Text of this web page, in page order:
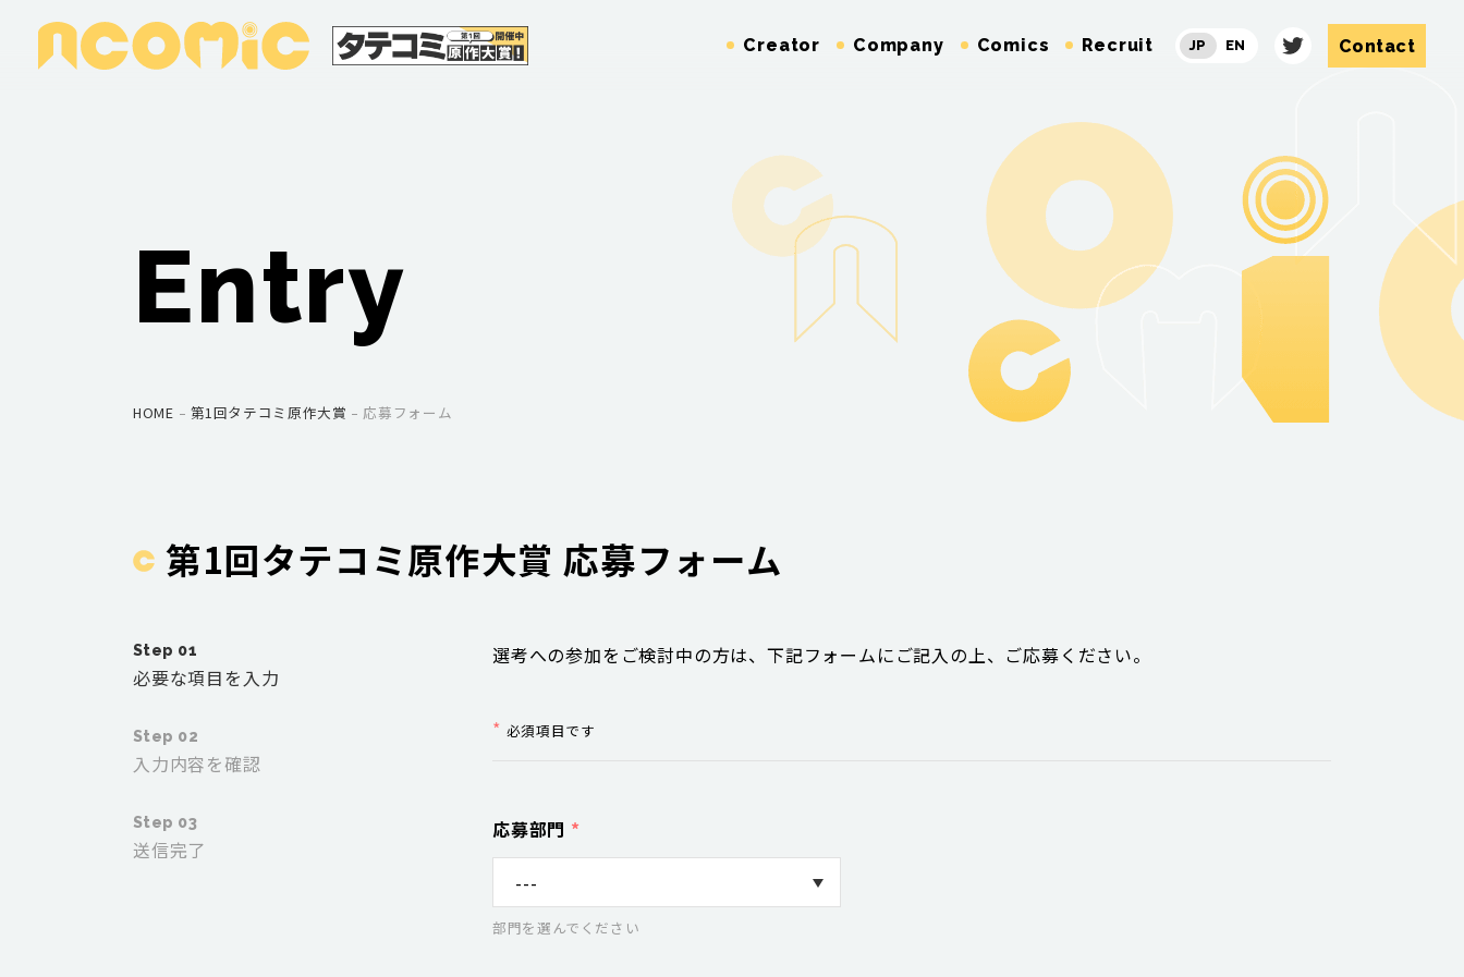
NCOMIC株式会社
JP EN
TwitterContact
Creator Company Comics Recruit
Entry
HOME 第1回タテコミ原作大賞 応募フォーム
第1回タテコミ原作大賞 応募フォーム
Step 01
必要な項目を入力
Step 02
入力内容を確認
Step 03
送信完了
選考への参加をご検討中の方は、下記フォームにご記入の上、ご応募ください。
* 必須項目です
応募部門 *
部門を選んでください